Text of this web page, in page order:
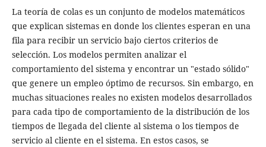
La teoría de colas es un conjunto de modelos matemáticos
que explican sistemas en donde los clientes esperan en una
fila para recibir un servicio bajo ciertos criterios de
selección. Los modelos permiten analizar el
comportamiento del sistema y encontrar un "estado sólido"
que genere un empleo óptimo de recursos. Sin embargo, en
muchas situaciones reales no existen modelos desarrollados
para cada tipo de comportamiento de la distribución de los
tiempos de llegada del cliente al sistema o los tiempos de
servicio al cliente en el sistema. En estos casos, se